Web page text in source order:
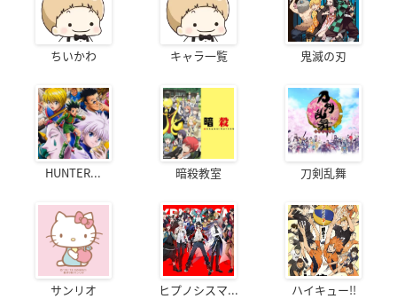
ちいかわ キャラ一覧 鬼滅の刃
HUNTER... 暗殺教室 刀剣乱舞
サンリオ ヒプノシスマ... ハイキュー!!